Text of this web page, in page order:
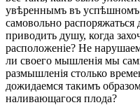
увѣреннымъ въ
самовольно
приводить душу, когда
расположеніе? Не
ли своего мышленія мы
размышленія столько
дожидаемся такимъ
наливающагося плода?